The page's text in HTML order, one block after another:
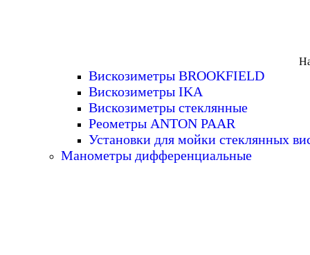
Вискозиметры BROOKFIELD
Вискозиметры IKA
Вискозиметры стеклянные
Реометры ANTON PAAR
Установки для мойки стеклянных
Манометры дифференциальные